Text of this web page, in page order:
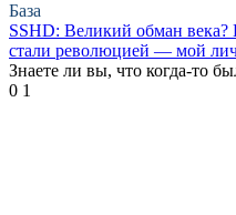
База
SSHD: Великий обман
стали революцией — мой
Знаете ли вы, что когда-то
0 1